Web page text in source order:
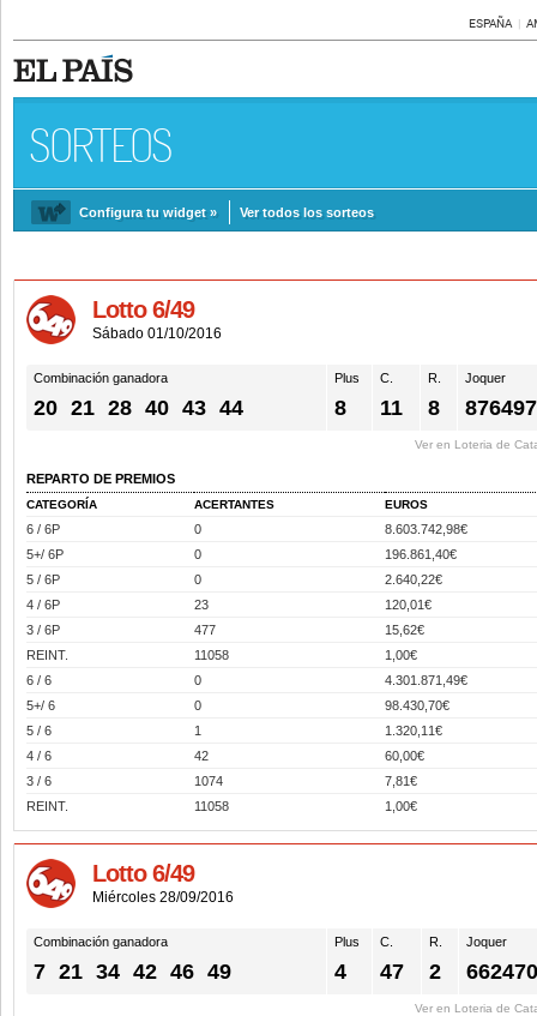
ESPAÑA
SORTEOS
Configura tu widget » Ver todos los sorteos
Lotto 6/49
Sábado 01/10/2016
Combinación ganadora
20 21 28 40 43 44
Plus
8
C.
11
R.
8
Joquer
876497
Ver en Loteria de
REPARTO DE PREMIOS
CATEGORÍA ACERTANTES EUROS
6 / 6P 0
8.603.742,98€
5+/ 6P
0
196.861,40€
5 / 6P
0
2.640,22€
4 / 6P
23
120,01€
3 / 6P
477
15,62€
REINT.
11058
1,00€
6 / 6
0
4.301.871,49€
5+/ 6
0
98.430,70€
5 / 6
1
1.320,11€
4 / 6
42
60,00€
3 / 6
1074
7,81€
REINT.
11058 1,00€
Lotto 6/49
Miércoles 28/09/2016
Combinación ganadora
7 21 34 42 46 49
Plus
4
C.
47
R.
2
Joquer
Ver en Loteria de